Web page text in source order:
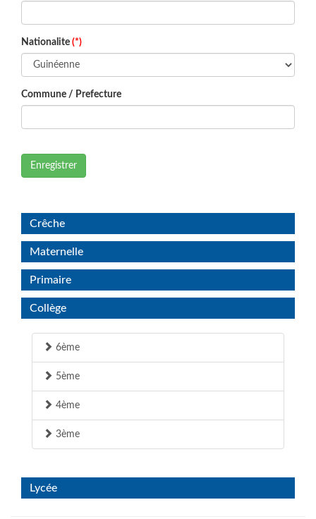
Nationalite (*)
Commune / Prefecture
Enregistrer
Crêche
Maternelle
Primaire
Collège
6ème
5ème
4ème
3ème
Lycée